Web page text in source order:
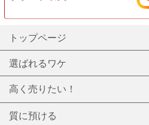
トップページ
選ばれるワケ
高く売りたい！
質に預ける